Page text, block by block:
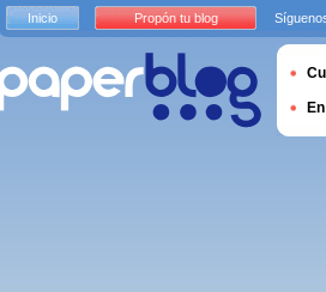
Inicio Propón tu blog